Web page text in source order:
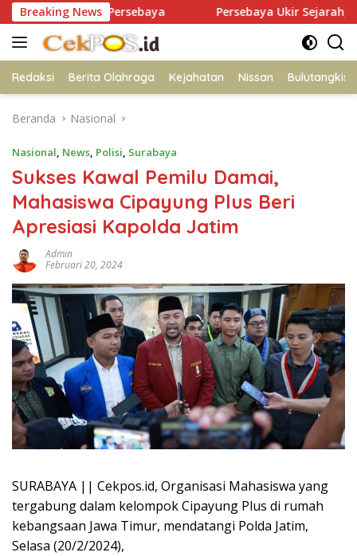
Langsung
ke
konten
Breaking News
Persebaya Persebaya Ukir Sejarah, Juara Piala
Redaksi Berita Olahraga Kejahatan Nissan Bulutangkis
Beranda Nasional
Nasional, News, Polisi, Surabaya
Sukses Kawal Pemilu Damai,
Mahasiswa Cipayung Plus Beri
Apresiasi Kapolda Jatim
Admin
Februari 20, 2024
SURABAYA || Cekpos.id, Organisasi Mahasiswa yang
tergabung dalam kelompok Cipayung Plus di rumah
kebangsaan Jawa Timur, mendatangi Polda Jatim,
Selasa (20/2/2024),